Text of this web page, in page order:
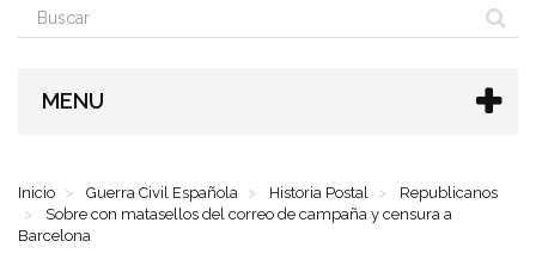
MENU
Inicio Guerra Civil Española Historia Postal
Republicanos
Sobre con matasellos del correo de campaña y censura a
Barcelona